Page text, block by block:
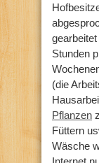
Stunden
(die
Pflanzen
Füttern
Wäsche